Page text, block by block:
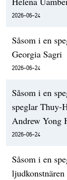
2026-06-24
Såsom i en
Georgia Sagri
2026-06-24
Såsom i en
speglar Thuy-
Andrew Yong
2026-06-24
Såsom i en